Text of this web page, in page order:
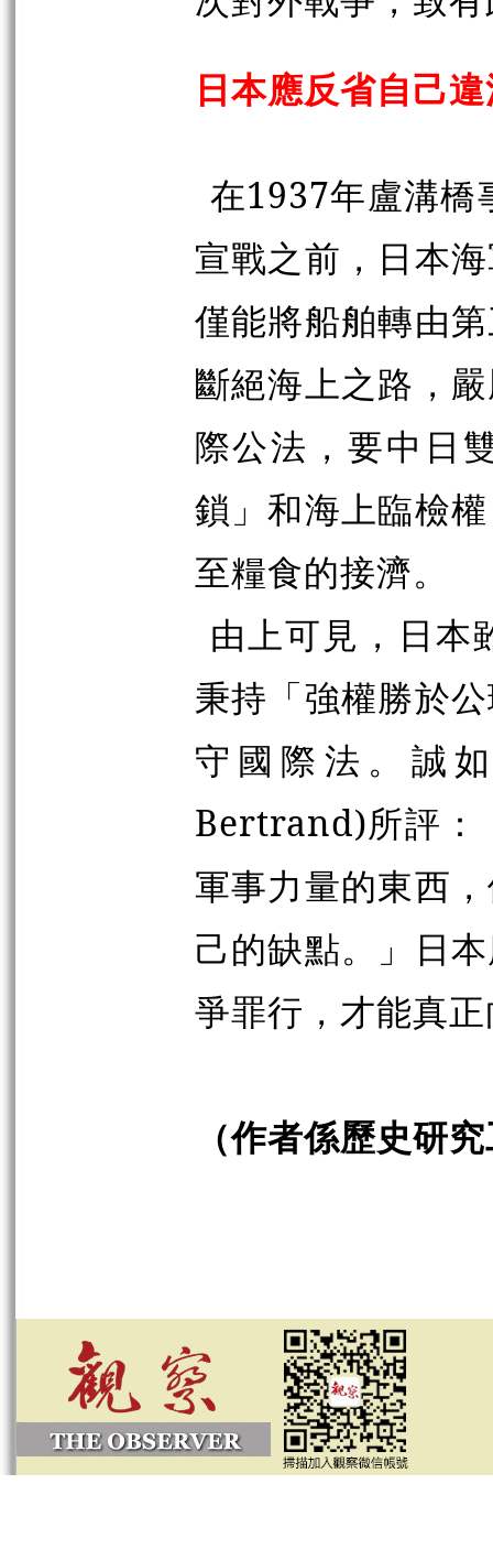
日本應反省自己
在1937年盧溝橋
宣戰之前，日本
僅能將船舶轉由
斷絕海上之路，
際公法，要中日
鎖」和海上臨檢
至糧食的接濟。
由上可見，日本
秉持「強權勝於
守國際法。誠
Bertrand)所評：
軍事力量的東西
己的缺點。」日
爭罪行，才能真
（作者係歷史研